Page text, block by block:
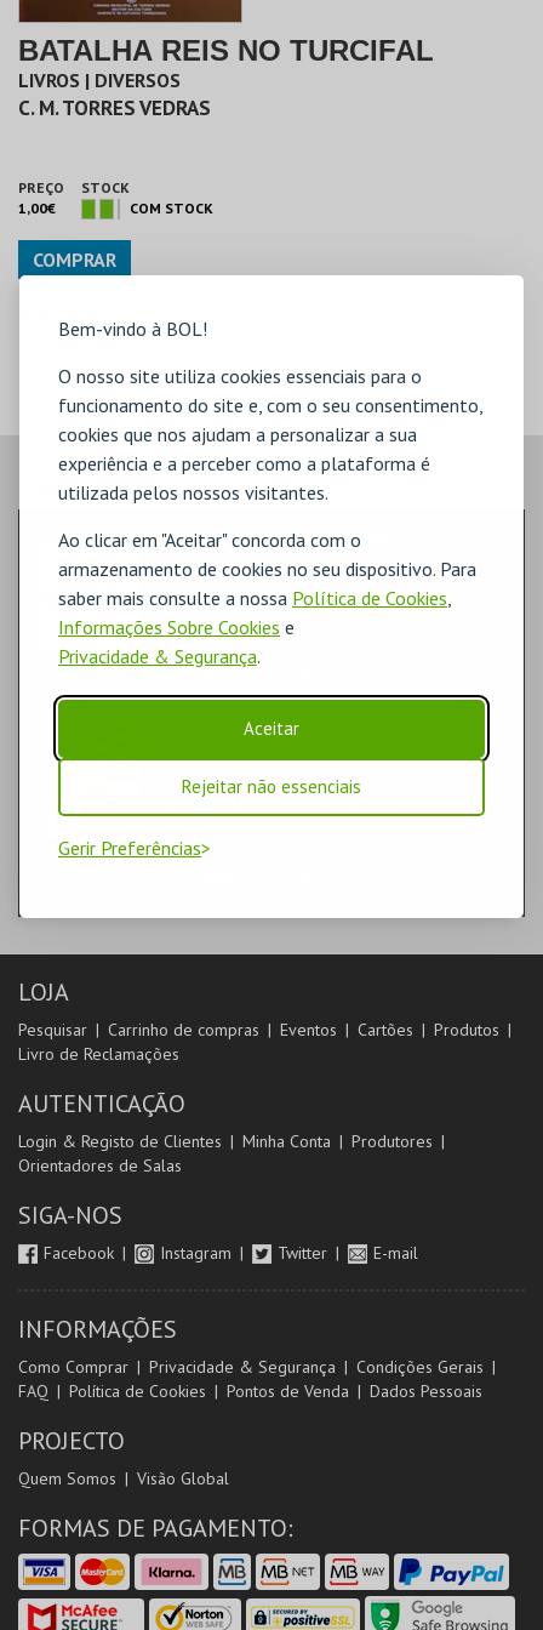
Bem-vindo à BOL!
O nosso site utiliza cookies essenciais para o
funcionamento do site e, com o seu consentimento,
cookies que nos ajudam a personalizar a sua
experiência e a perceber como a plataforma é
utilizada pelos nossos visitantes.
Ao clicar em "Aceitar" concorda com o
armazenamento de cookies no seu dispositivo. Para
saber mais consulte a nossa Política de Cookies
Informações Sobre Cookies e
Privacidade & Segurança.
Aceitar
Rejeitar não essenciais
Gerir Preferências
BATALHA REIS NO TURCIFAL
LIVROS | DIVERSOS
C. M. TORRES VEDRAS
PREÇO
1,00€
STOCK
COM STOCK
COMPRAR
DESCRIÇÃO
Edição:CMTV/Gabinete Estudos Torrenses.- Tipografia União
Data: 1993
VEJA AINDA:
BILHETE CILT TORRES VEDRAS
MUSEU MUNICIPAL T. VEDRAS
MUSEU
COMPRAR
BILHETE C.I.C. JUDAICA
FORMAÇÃO & EDUCAÇÃO | MULTIDISCIPLINAR
MUSEU MUNICIPAL T. VEDRAS
LOJA
Pesquisar Carrinho de compras Eventos Cartões
Produtos
Livro de Reclamações
AUTENTICAÇÃO
Login & Registo de Clientes Minha Conta
Produtores
Orientadores de Salas
SIGA-NOS
Facebook Instagram Twitter E-mail
INFORMAÇÕES
Como Comprar Privacidade & Segurança
Condições Gerais
FAQ
Política de Cookies Pontos de Venda Dados Pessoais
PROJECTO
Quem Somos Visão Global
FORMAS DE PAGAMENTO: